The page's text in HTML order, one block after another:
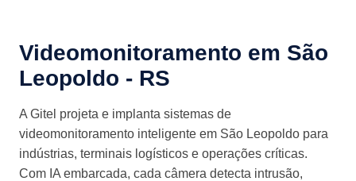
Videomonitoramento em São
Leopoldo - RS
A Gitel projeta e implanta sistemas de
videomonitoramento inteligente em São Leopoldo para
indústrias, terminais logísticos e operações críticas.
Com IA embarcada, cada câmera detecta intrusão,